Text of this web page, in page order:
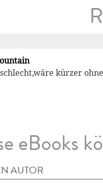
kürzer
eBooks
AUTOR